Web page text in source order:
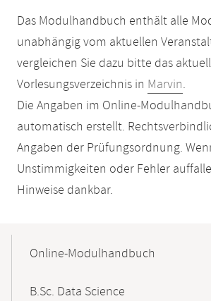
Das Modulhandbuch enthält alle
unabhängig vom aktuellen
vergleichen Sie dazu bitte das
Vorlesungsverzeichnis in Marvin.
Die Angaben im Online-
automatisch erstellt.
Angaben der Prüfungsordnung.
Unstimmigkeiten oder Fehler
Hinweise dankbar.
NavigationOnline-Modulhandbuch
B.Sc. Data Science